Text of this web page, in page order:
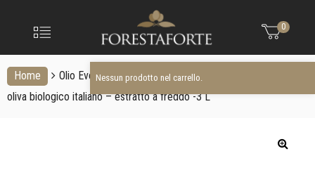
Menu
extravergine
0
Nessun prodotto nel carrello.
Home Olio Evo Biologico
BIOLOGICO: Olio extra vergine di
oliva biologico italiano – estratto a freddo -3 L
Nessun prodotto nel carrello.